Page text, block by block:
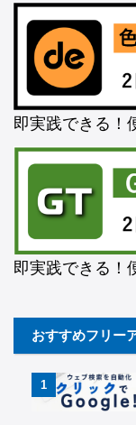
即実践できる！
即実践できる！
おすすめフリー
1